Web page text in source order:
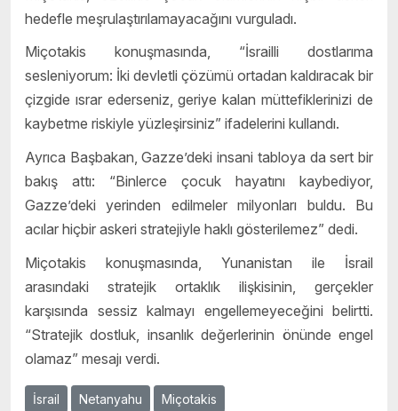
hedefle meşrulaştırılamayacağını vurguladı.
Miçotakis konuşmasında, “İsrailli dostlarıma
sesleniyorum: İki devletli çözümü ortadan kaldıracak bir
çizgide ısrar ederseniz, geriye kalan müttefiklerinizi de
kaybetme riskiyle yüzleşirsiniz” ifadelerini kullandı.
Ayrıca Başbakan, Gazze’deki insani tabloya da sert bir
bakış attı: “Binlerce çocuk hayatını kaybediyor,
Gazze’deki yerinden edilmeler milyonları buldu. Bu
acılar hiçbir askeri stratejiyle haklı gösterilemez” dedi.
Miçotakis konuşmasında, Yunanistan ile İsrail
arasındaki stratejik ortaklık ilişkisinin, gerçekler
karşısında sessiz kalmayı engellemeyeceğini belirtti.
“Stratejik dostluk, insanlık değerlerinin önünde engel
olamaz” mesajı verdi.
İsrail Netanyahu Miçotakis